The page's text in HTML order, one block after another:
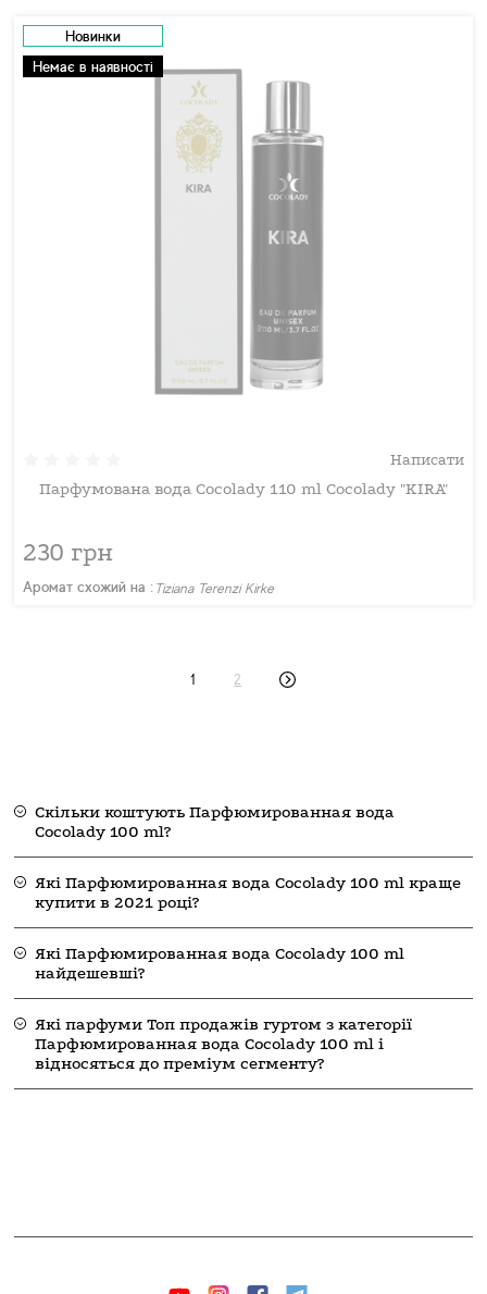
Новинки
Немає в наявності
Написати
Парфумована вода Cocolady 110 ml Cocolady "KIRA"
230 грн
Аромат схожий на : Tiziana Terenzi Kirke
1 2
Скільки коштують Парфюмированная вода
Cocolady 100 ml?
Які Парфюмированная вода Cocolady 100 ml краще
купити в 2021 році?
Які Парфюмированная вода Cocolady 100 ml
найдешевші?
Які парфуми Топ продажів гуртом з категорії
Парфюмированная вода Cocolady 100 ml і
відносяться до преміум сегменту?